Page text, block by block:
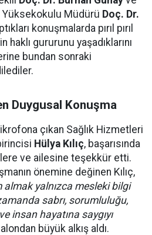
Müdürü Doç. Dr.
konuşmalarda pırıl pırıl
gururunu yaşadıklarını
bundan sonraki
Duygusal Konuşma
çıkan Sağlık Hizmetleri
Hülya Kılıç, başarısında
ve ailesine teşekkür etti.
önemine değinen Kılıç,
almak yalnızca mesleki bilgi
sabrı, sorumluluğu,
insan hayatına saygıyı
büyük alkış aldı.